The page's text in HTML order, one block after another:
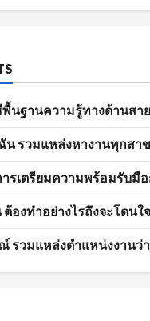
นฐานความรู้ทางด้านสา
น รวมแหล่งหางานทุกสา
รเตรียมความพร้อมรับมื
องทำอย่างไรถึงจะโดนใ
รวมแหล่งตำแหน่งงานว่